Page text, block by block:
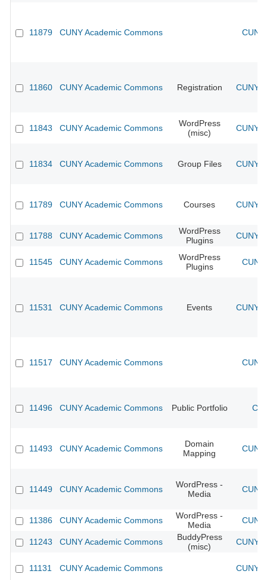
11879 CUNY Academic Commons
11860 CUNY Academic Commons Registration CUNY
11843 CUNY Academic Commons
WordPress
(misc)
CUNY
11834 CUNY Academic Commons Group Files CUNY
11789 CUNY Academic Commons Courses CUNY
11788 CUNY Academic Commons
WordPress
Plugins
CUNY
11545 CUNY Academic Commons
WordPress
Plugins
11531 CUNY Academic Commons Events CUNY
11517 CUNY Academic Commons
11496 CUNY Academic Commons Public Portfolio
11493 CUNY Academic Commons
Domain
Mapping
11449 CUNY Academic Commons
WordPress -
Media
11386 CUNY Academic Commons
WordPress -
Media
11243 CUNY Academic Commons
BuddyPress
(misc)
CUNY
11131 CUNY Academic Commons CUNY